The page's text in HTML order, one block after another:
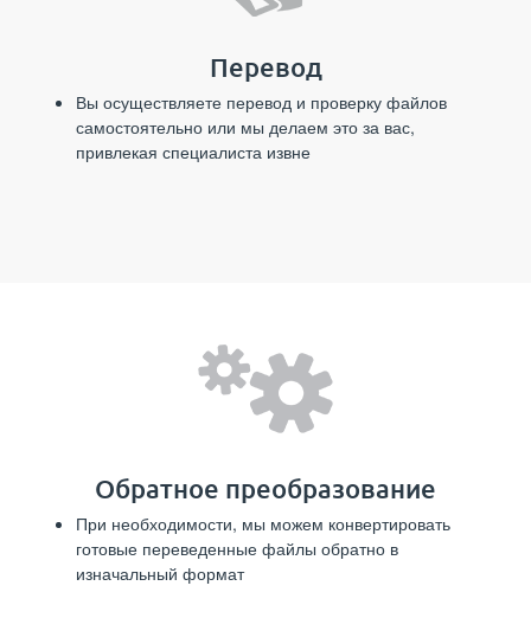
Перевод
Вы осуществляете перевод и проверку файлов
самостоятельно или мы делаем это за вас,
привлекая специалиста извне
Обратное преобразование
При необходимости, мы можем конвертировать
готовые переведенные файлы обратно в
изначальный формат